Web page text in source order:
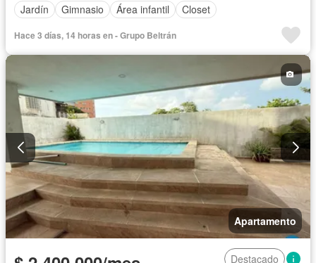
Jardín
Gimnasio Área infantil Closet
Hace 3 días, 14 horas en - Grupo Beltrán
Apartamento
Destacado